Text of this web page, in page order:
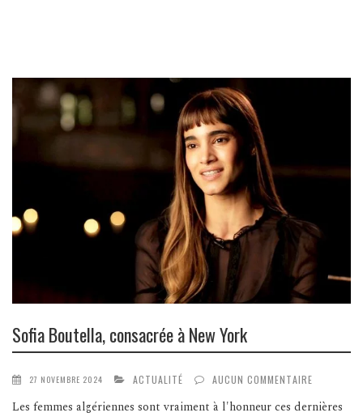
Sofia Boutella, consacrée à New York
27 NOVEMBRE 2024 ACTUALITÉ AUCUN COMMENTAIRE
Les femmes algériennes sont vraiment à l'honneur ces dernières